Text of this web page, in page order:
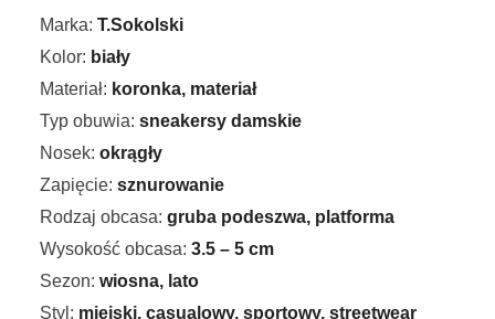
Marka: T.Sokolski
Kolor: biały
Materiał: koronka, materiał
Typ obuwia: sneakersy damskie
Nosek: okrągły
Zapięcie: sznurowanie
Rodzaj obcasa: gruba podeszwa, platforma
Wysokość obcasa: 3.5 – 5 cm
Sezon: wiosna, lato
Styl: miejski, casualowy, sportowy, streetwear